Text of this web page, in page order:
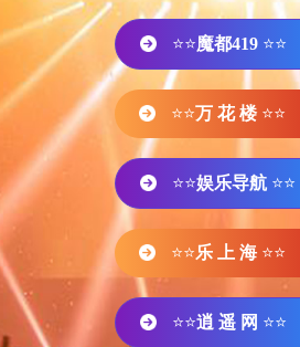
⭐⭐魔都419 ⭐⭐
⭐⭐万 花 楼 ⭐⭐
⭐⭐娱乐导航 ⭐⭐
⭐⭐乐 上 海 ⭐⭐
⭐⭐逍 遥 网 ⭐⭐